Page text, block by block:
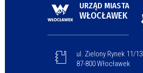
URZĄD MIASTA
WŁOCŁAWEK
ul. Zielony Rynek 11/13
87-800 Włocławek